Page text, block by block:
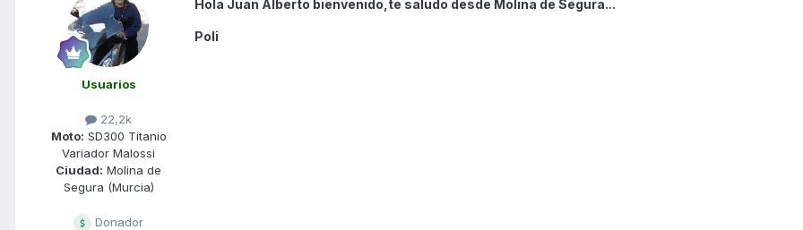
Usuarios
22,2k
Moto: SD300 Titanio
Variador Malossi
Ciudad: Molina de
Segura (Murcia)
Donador
Hola Juan Alberto bienvenido,te saludo desde Molina de Segura...
Poli